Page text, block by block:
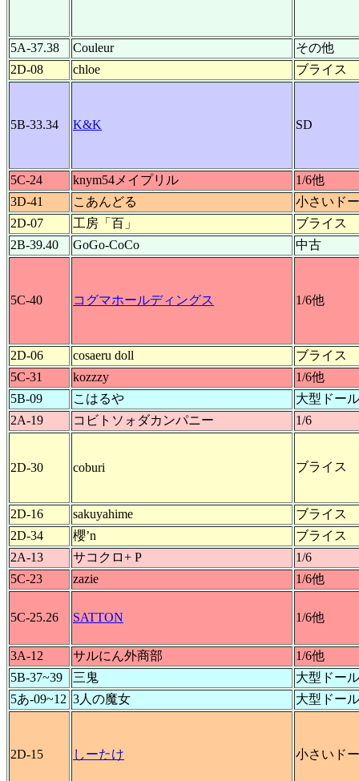
5A-37.38 Couleur
その他
2D-08
chloe ブライス
5B-33.34 K&K SD
5C-24 knym54メイプリル
1/6他
3D-41
こあんどる
小さいド
2D-07
工房「百」
ブライス
2B-39.40
GoGo-CoCo 中古
5C-40 コグマホールディングス 1/6他
2D-06 cosaeru doll
ブライス
5C-31
kozzzy
1/6他
5B-09
こはるや
大型ドール
2A-19
コビトソォダカンパニー 1/6
2D-30 coburi ブライス
2D-16 sakuyahime
ブライス
2D-34
櫻’n
ブライス
2A-13
サコクロ+ P
1/6
5C-23
zazie 1/6他
5C-25.26 SATTON 1/6他
3A-12 サルにん外商部
1/6他
5B-37~39
三鬼
大型ドール
5あ-09~12 3人の魔女 大型ドール
2D-15 しーたけ 小さいド